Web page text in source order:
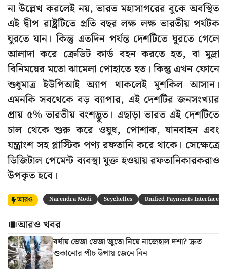
না উল্লেখ করলেই নয়, ভারত মহাসাগরের বুকে অবস্থিত
এই দ্বীপ রাষ্ট্রটিতে প্রতি বছর লক্ষ লক্ষ ভারতীয় পর্যটক
ঘুরতে যান। কিন্তু এতদিন পর্যন্ত দেশটিতে ঘুরতে গেলে
আলাদা করে ক্রেডিট কার্ড বহন করতে হত, বা মুদ্রা
বিনিময়ের মতো ঝামেলা পোহাতে হত। কিন্তু এখন ফোনে
শুধুমাত্র ইউপিআই অ্যাপ থাকলেই মুশকিল আসান।
এমনকি সবথেকে বড় ব্যাপার, এই দেশটির জনসংখ্যার
প্রায় ৫% ভারতীয় বংশদ্ভূত। এছাড়া ভারত এই দেশটিতে
চাল থেকে শুরু করে ওষুধ, পোশাক, যানবাহন এবং
যন্ত্রাংশ সহ প্লাস্টিক পণ্য রফতানি করে থাকে। সেক্ষেত্রে
ডিজিটাল পেমেন্ট ব্যবস্থা যুক্ত হওয়ায় রফতানিকারকরাও
উপকৃত হবে।
আরও Narendra Modi Seychelles Unified Payments Interface
আরও খবর
বর্ষায় ভেজা ভেজা জুতো নিয়ে নাজেহাল দশা? দ্রুত
শুকানোর পাঁচ উপায় জেনে নিন